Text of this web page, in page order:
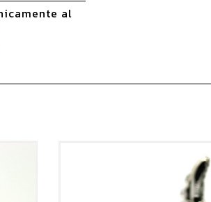
Bruni affonda le proprie radici nella
Valenza. Da quarant'anni Pasquale
in oro giallo anni '80, Pasquale
i bracciali con miriadi di
approdare alle ultime collezioni di
e Mandala.
al